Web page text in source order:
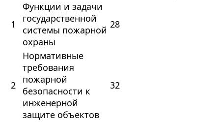
1
Функции и задачи
государственной
системы пожарной
охраны
28
2
Нормативные
требования
пожарной
безопасности к
инженерной
защите объектов
32